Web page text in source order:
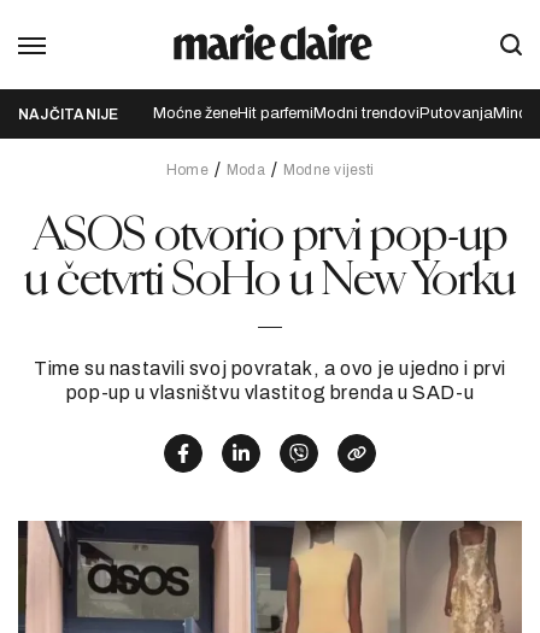
NAJČITANIJE Moćne ženeHit parfemi Modni trendovi Putovanja
Home Moda Modne vijesti
ASOS otvorio prvi pop-up
u četvrti SoHo u New Yorku
Time su nastavili svoj povratak, a ovo je ujedno i prvi
pop-up u vlasništvu vlastitog brenda u SAD-u